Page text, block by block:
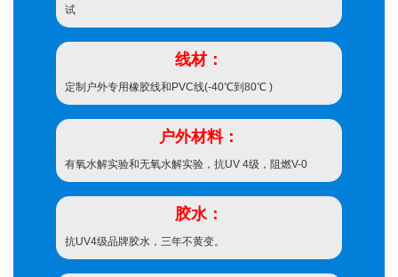
试
线材：
定制户外专用橡胶线和PVC线(-40℃到80℃ )
户外材料：
有氧水解实验和无氧水解实验，抗UV 4级，阻燃V-0
胶水：
抗UV4级品牌胶水，三年不黄变。